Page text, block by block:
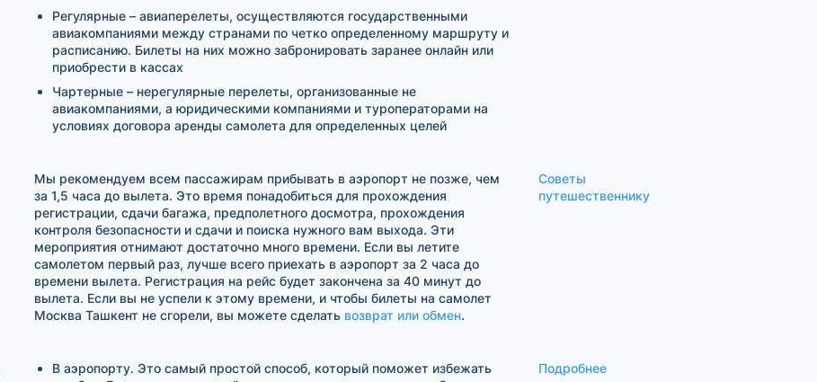
Регулярные – авиаперелеты, осуществляются государственными
авиакомпаниями между странами по четко определенному маршруту и
расписанию. Билеты на них можно забронировать заранее онлайн или
приобрести в кассах
Чартерные – нерегулярные перелеты, организованные не
авиакомпаниями, а юридическими компаниями и туроператорами на
условиях договора аренды самолета для определенных целей
Мы рекомендуем всем пассажирам прибывать в аэропорт не позже, чем
за 1,5 часа до вылета. Это время понадобиться для прохождения
регистрации, сдачи багажа, предполетного досмотра, прохождения
контроля безопасности и сдачи и поиска нужного вам выхода. Эти
мероприятия отнимают достаточно много времени. Если вы летите
самолетом первый раз, лучше всего приехать в аэропорт за 2 часа до
времени вылета. Регистрация на рейс будет закончена за 40 минут до
вылета. Если вы не успели к этому времени, и чтобы билеты на самолет
Москва Ташкент не сгорели, вы можете сделать возврат или обмен.
Советы
путешественнику
В аэропорту. Это самый простой способ, который поможет избежать
Подробнее